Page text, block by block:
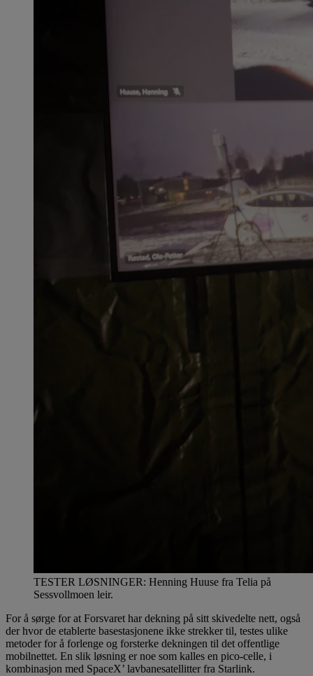
TESTER LØSNINGER: Henning Huuse fra Telia på
Sessvollmoen leir.
For å sørge for at Forsvaret har dekning på sitt skivedelte nett, også
der hvor de etablerte basestasjonene ikke strekker til, testes ulike
metoder for å forlenge og forsterke dekningen til det offentlige
mobilnettet. En slik løsning er noe som kalles en pico-celle, i
kombinasjon med SpaceX’ lavbanesatellitter fra Starlink.